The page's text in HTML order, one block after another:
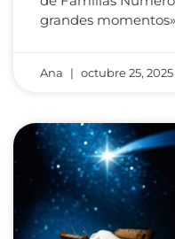
grandes
Ana octubre 25, 2025